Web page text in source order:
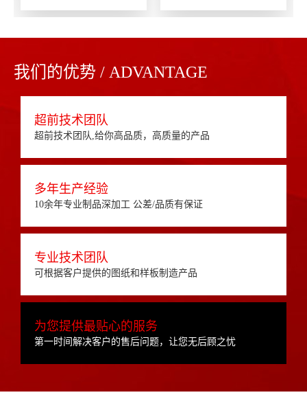
我们的优势 / ADVANTAGE
超前技术团队
超前技术团队,给你高品质，高质量的产品
多年生产经验
10余年专业制品深加工 公差/品质有保证
专业技术团队
可根据客户提供的图纸和样板制造产品
为您提供最贴心的服务
第一时间解决客户的售后问题，让您无后顾之忧